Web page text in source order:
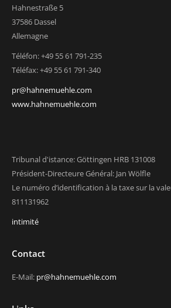
Hahnestraße 5
37586 Dassel
Allemagne
Téléfon: +49 55 61 791-235
Téléfax: +49 55 61 791-340
pr@hahnemuehle.com
www.hahnemuehle.com
Tribunal d'istance: Göttingen HRB 131008
Président-Directeure Général: Jan Wölfle
Le numéro d’identification à la taxe sur la
811131962
intimité
Contact
E-Mail: pr@hahnemuehle.com